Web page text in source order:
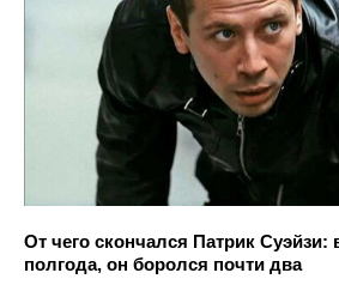
От чего скончался Патрик Суэйзи:
полгода, он боролся почти два